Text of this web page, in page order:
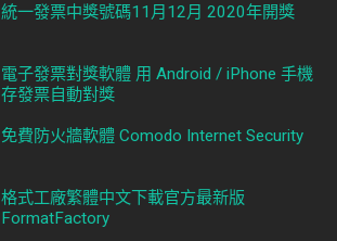
統一發票中獎號碼11月12月 2020年開獎
電子發票對獎軟體 用 Android / iPhone 手機
存發票自動對獎
免費防火牆軟體 Comodo Internet Security
格式工廠繁體中文下載官方最新版
FormatFactory